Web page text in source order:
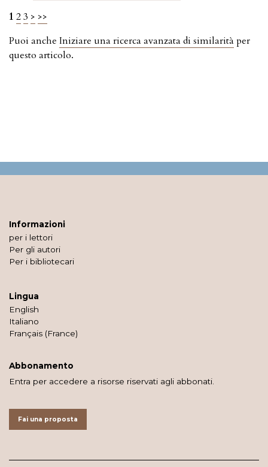
1 23 > >>
Puoi anche Iniziare una ricerca avanzata di similarità per
questo articolo.
Informazioni
per i lettori
Per gli autori
Per i bibliotecari
Lingua
English
Italiano
Français (France)
Abbonamento
Entra per accedere a risorse riservati agli abbonati.
Fai una proposta